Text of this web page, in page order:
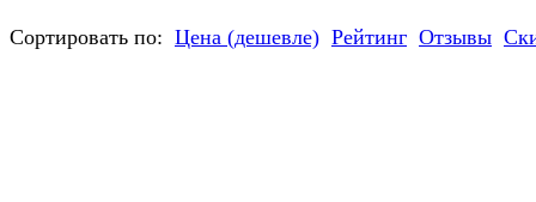
Сортировать по: Цена (дешевле) Рейтинг Отзывы